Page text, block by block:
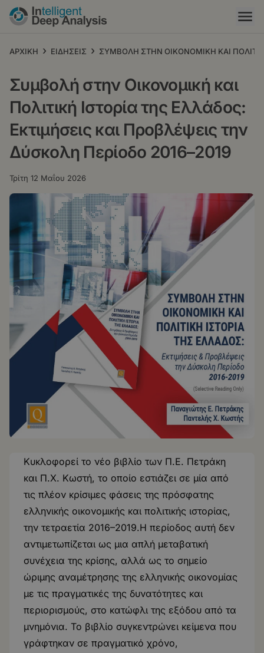
Παράκαμψη
προς
κυρίως
ΑΡΧΙΚΗ › ΕΙΔΗΣΕΙΣ › ΣΥΜΒΟΛΗ ΣΤΗΝ ΟΙΚΟΝΟΜΙΚΗ ΚΑΙ
Συμβολή στην Οικονομική και
Πολιτική Ιστορία της Ελλάδος:
Εκτιμήσεις και Προβλέψεις την
Δύσκολη Περίοδο 2016–2019
Τρίτη 12 Μαΐου 2026
Κυκλοφορεί το νέο βιβλίο των Π.Ε. Πετράκη
και Π.Χ. Κωστή, το οποίο εστιάζει σε μία από
τις πλέον κρίσιμες φάσεις της πρόσφατης
ελληνικής οικονομικής και πολιτικής ιστορίας,
την τετραετία 2016–2019.Η περίοδος αυτή δεν
αντιμετωπίζεται ως μια απλή μεταβατική
συνέχεια της κρίσης, αλλά ως το σημείο
ώριμης αναμέτρησης της ελληνικής οικονομίας
με τις πραγματικές της δυνατότητες και
περιορισμούς, στο κατώφλι της εξόδου από τα
μνημόνια. Το βιβλίο συγκεντρώνει κείμενα που
γράφτηκαν σε πραγματικό χρόνο,